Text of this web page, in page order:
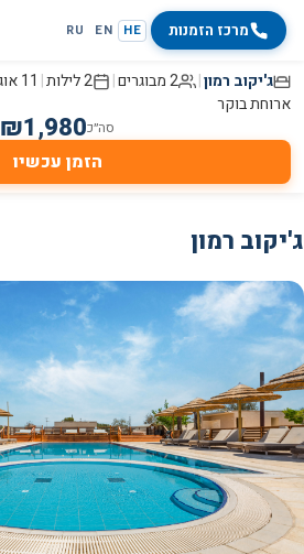
מרכז הזמנות HE
EN
RU
ג'יקוב רמון| 2 מבוגרים | 2 לילות | 11 אוגוסט
ארוחת בוקר
סה״כ ₪1,980
הזמן עכשיו
ג'יקוב רמון